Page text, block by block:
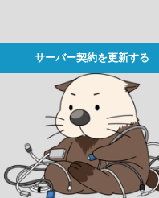
サーバー契約を更新する